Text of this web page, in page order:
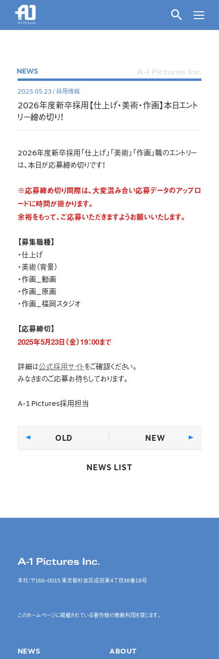
NEWS
2025.05.23/採用情報
2026年度新卒採用【仕上げ・美術・作画】本日エント
リー締め切り！
2026年度新卒採用「仕上げ」「美術」「作画」職のエントリー
は、本日が応募締め切りです！
※応募締め切り間際は、大変混み合い応募データのアップロ
ードに時間が掛かります。
余裕をもって、ご応募いただきますようお願いいたします。
【募集職種】
・仕上げ
・美術（背景）
・作画_動画
・作画_原画
・作画_福岡スタジオ
【応募締切】
2025年5月23日（金）19：00まで
詳細は公式採用サイトをご確認ください。
みなさまのご応募お待ちしております。
A-1 Pictures採用担当
OLD
NEWS LIST
NEW
本社：〒166-0015 東京都杉並区成田東4丁目38番18号
このホームページに掲載されている著作物の無断利用を禁じます。
NEWS ABOUT